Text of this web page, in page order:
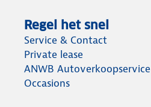
Regel het snel
Service & Contact
Private lease
ANWB Autoverkoopservice
Occasions